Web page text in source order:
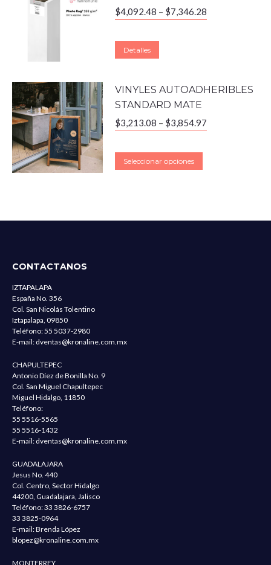
$4,092.48 – $7,346.28
Detalles
VINYLES AUTOADHERIBLES
STANDARD MATE
$3,213.08 – $3,854.97
Seleccionar opciones
CONTACTANOS
IZTAPALAPA
España No. 356
Col. San Nicolás Tolentino
Iztapalapa, 09850
Teléfono:55 5037-2980
E-mail: dventas@kronaline.com.mx
CHAPULTEPEC
Antonio Díez de Bonilla No. 9
Col. San Miguel Chapultepec
Miguel Hidalgo, 11850
Teléfono:
55 5516-5565
55 5516-1432
E-mail: dventas@kronaline.com.mx
GUADALAJARA
Jesus No. 440
Col. Centro, Sector Hidalgo
44200, Guadalajara, Jalisco
Teléfono:33 3826-6757
33 3825-0964
E-mail: Brenda López
blopez@kronaline.com.mx
MONTERREY